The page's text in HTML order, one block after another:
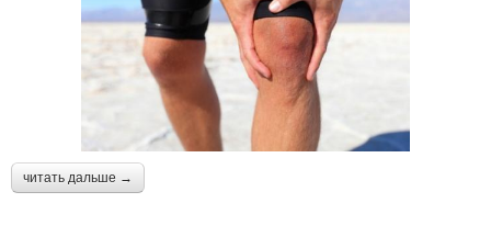
читать дальше →